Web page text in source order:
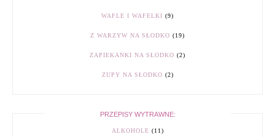
WAFLE I WAFELKI (9)
Z WARZYW NA SŁODKO (19)
ZAPIEKANKI NA SŁODKO (2)
ZUPY NA SŁODKO (2)
PRZEPISY WYTRAWNE:
ALKOHOLE (11)